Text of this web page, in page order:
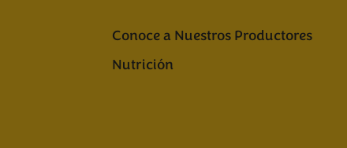
Conoce a Nuestros Productores
Nutrición